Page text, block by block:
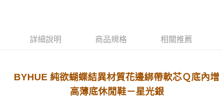
詳細說明 商品規格 相關推薦
BYHUE 純欲蝴蝶結異材質花邊綁帶軟芯Ｑ底內增
高薄底休閒鞋－星光銀